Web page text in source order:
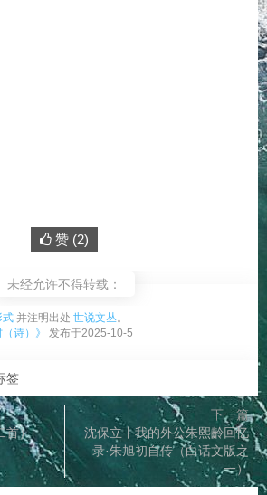
赞 (2)
未经允许不得转载：
式 并注明出处 世说文丛。
诗）》 发布于2025-10-5
签
首）
下一篇
沈保立丨我的外公朱熙齡回忆
录·朱旭初自传（白话文版之
一）